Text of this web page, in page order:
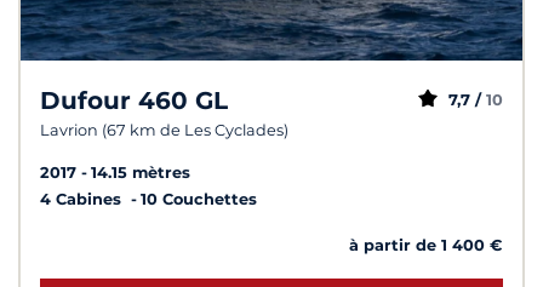
Dufour 460 GL
Lavrion (67 km de Les Cyclades)
7,7 / 10
2017
14.15 mètres
4 Cabines
10 Couchettes
à partir de 1 400 €